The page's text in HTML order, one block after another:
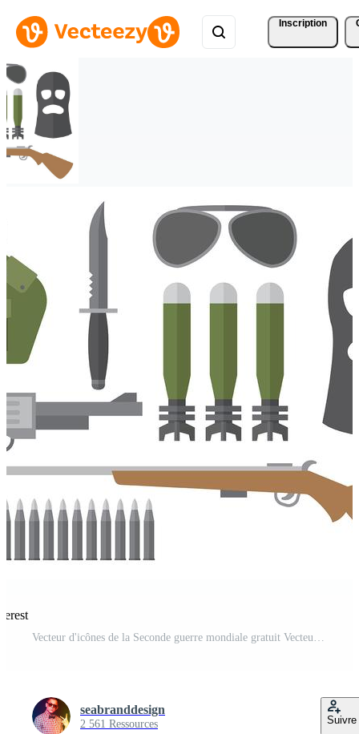
Inscription
seabranddesign
2 561 Ressources Suivre